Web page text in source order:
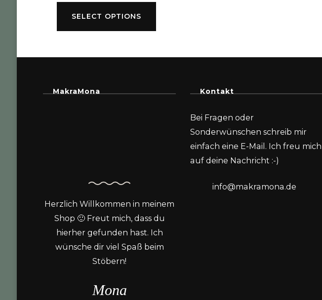
SELECT OPTIONS
MakraMona
Herzlich Willkommen in meinem
Shop 🙂 Freut mich, dass du
hierher gefunden hast. Ich
wünsche dir viel Spaß beim
Stöbern!
Mona
Kontakt
Bei Fragen oder
Sonderwünschen schreib mir
einfach eine E-Mail. Ich freu mich
auf deine Nachricht :-)
info@makramona.de